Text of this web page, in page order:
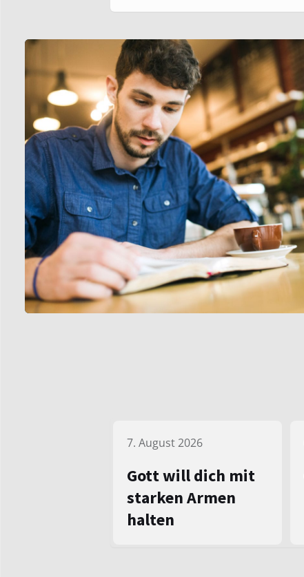
7. August 2026
Gott will dich mit
starken Armen
halten